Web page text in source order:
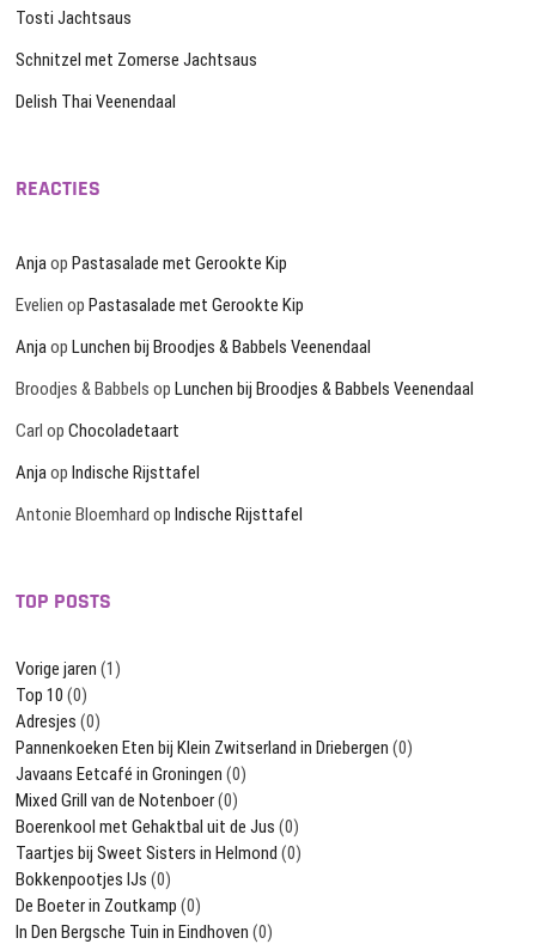
Tosti Jachtsaus
Schnitzel met Zomerse Jachtsaus
Delish Thai Veenendaal
REACTIES
AnjaopPastasalade met Gerookte Kip
Evelien opPastasalade met Gerookte Kip
AnjaopLunchen bij Broodjes & Babbels Veenendaal
Broodjes & Babbels opLunchen bij Broodjes & Babbels Veenendaal
Carl opChocoladetaart
AnjaopIndische Rijsttafel
Antonie Bloemhard opIndische Rijsttafel
TOP POSTS
Vorige jaren (1)
Top 10 (0)
Adresjes (0)
Pannenkoeken Eten bij Klein Zwitserland in Driebergen (0)
Javaans Eetcafé in Groningen (0)
Mixed Grill van de Notenboer(0)
Boerenkool met Gehaktbal uit de Jus (0)
Taartjes bij Sweet Sisters in Helmond (0)
Bokkenpootjes IJs (0)
De Boeter in Zoutkamp (0)
In Den Bergsche Tuin in Eindhoven (0)